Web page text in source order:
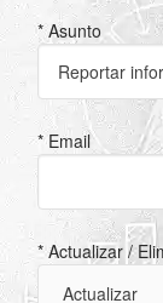
* Asunto
* Email
* Actualizar /